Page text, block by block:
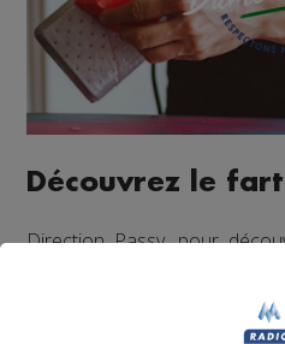
Découvrez le
Direction Passy, pour
de ses composants
végétales et animales